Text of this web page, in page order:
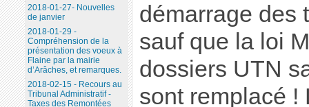
démarrage des
sauf que la loi
dossiers UTN
sont remplacé !
2018-01-27- Nouvelles
de janvier
2018-01-29 -
Compréhension de la
présentation des voeux à
Flaine par la mairie
d’Arâches, et remarques.
2018-02-15 - Recours au
Tribunal Administratif -
Taxes des Remontées